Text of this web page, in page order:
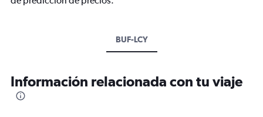
BUF-LCY
Información relacionada con tu viaje